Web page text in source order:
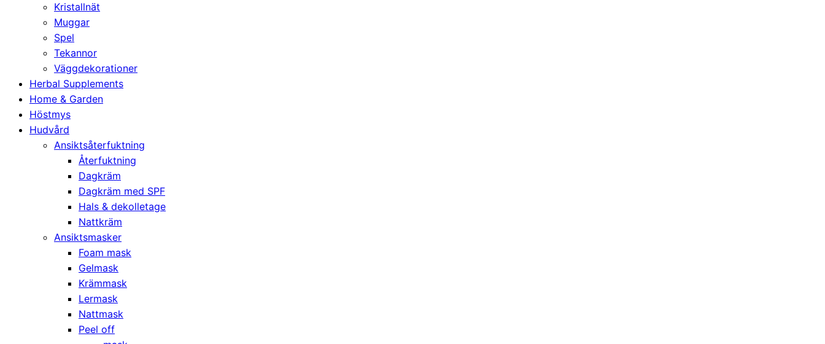
Kristallnät
Muggar
Spel
Tekannor
Väggdekorationer
Herbal Supplements
Home & Garden
Höstmys
Hudvård
Ansiktsåterfuktning
Återfuktning
Dagkräm
Dagkräm med SPF
Hals & dekolletage
Nattkräm
Ansiktsmasker
Foam mask
Gelmask
Krämmask
Lermask
Nattmask
Peel off